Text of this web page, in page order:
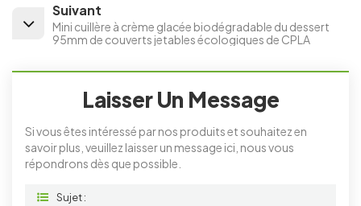
Suivant
Mini cuillère à crème glacée biodégradable du dessert
95mm de couverts jetables écologiques de CPLA
Laisser Un Message
Si vous êtes intéressé par nos produits et souhaitez en
savoir plus, veuillez laisser un message ici, nous vous
répondrons dès que possible.
Sujet :